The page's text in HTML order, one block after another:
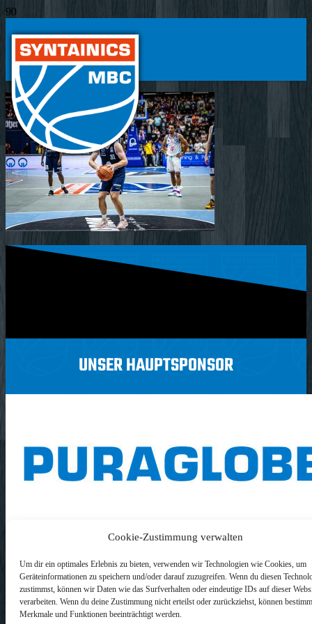
Cookie-Zustimmung verwalten
Um dir ein optimales Erlebnis zu bieten, verwenden wir Technologien wie Cookies, um
Geräteinformationen zu speichern und/oder darauf zuzugreifen. Wenn du diesen
zustimmst, können wir Daten wie das Surfverhalten oder eindeutige IDs auf dieser
verarbeiten. Wenn du deine Zustimmung nicht erteilst oder zurückziehst, können
Merkmale und Funktionen beeinträchtigt werden.
UNSER HAUPTSPONSOR
WEITERE SPONSOREN
Impressum
Datenschutz